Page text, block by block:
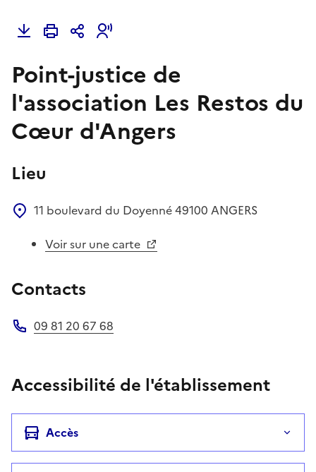
Point-justice de
l'association Les Restos du
Cœur d'Angers
Lieu
11 boulevard du Doyenné49100 ANGERS
Voir sur une carte
Contacts
09 81 20 67 68
Accessibilité de l'établissement
Accès